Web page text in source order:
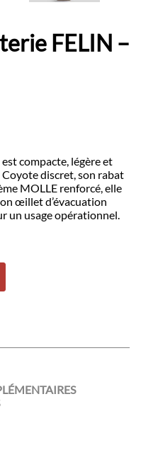
FELIN –
compacte, légère et
discret, son rabat
MOLLE renforcé, elle
œillet d’évacuation
un usage opérationnel.